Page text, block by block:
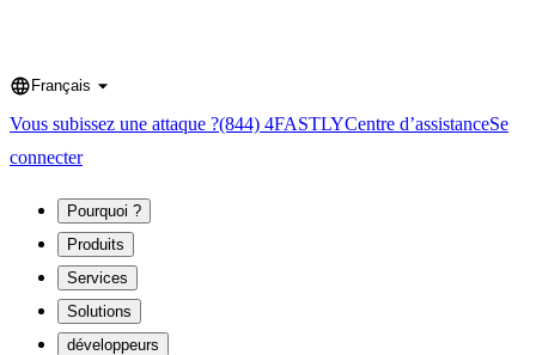
Language
Français
Vous subissez une attaque ?(844) 4FASTLYCentre d’assistanceSe
connecter
Pourquoi ?
Produits
Services
Solutions
développeurs